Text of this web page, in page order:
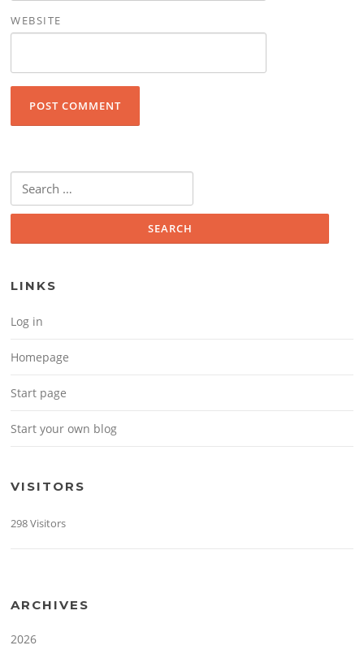
WEBSITE
Search for:
LINKS
Log in
Homepage
Start page
Start your own blog
VISITORS
298 Visitors
ARCHIVES
2026